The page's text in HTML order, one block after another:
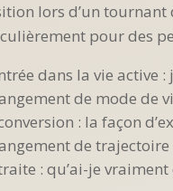
lors d’un tournant
pour des p
dans la vie active
de mode de
: la façon
de
: qu’ai-je vraiment